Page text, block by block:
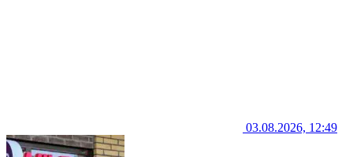
03.08.2026, 12:49